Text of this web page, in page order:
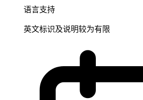
语言支持
英文标识及说明较为有限